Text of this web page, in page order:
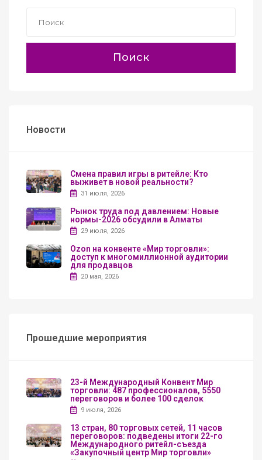
Поиск
Новости
Смена правил игры в ритейле: Кто
выживет в новой реальности?
31 июля, 2026
Рынок труда под давлением: Новые
нормы-2026 обсудили в Алматы
29 июля, 2026
Ozon на конвенте «Мир торговли»:
доступ к многомиллионной аудитории
для продавцов
20 мая, 2026
Прошедшие мероприятия
23-й Международный Конвент Мир
торговли: 487 профессионалов, 5550
переговоров и более 100 сделок
9 июля, 2026
13 стран, 80 торговых сетей, 11 часов
переговоров: подведены итоги 22-го
Международного ритейл-съезда
«Закупочный центр Мир торговли»